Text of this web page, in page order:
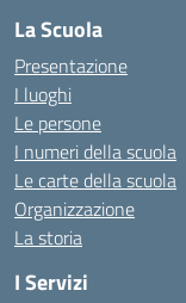
La Scuola
Presentazione
I luoghi
Le persone
I numeri della scuola
Le carte della scuola
Organizzazione
La storia
I Servizi